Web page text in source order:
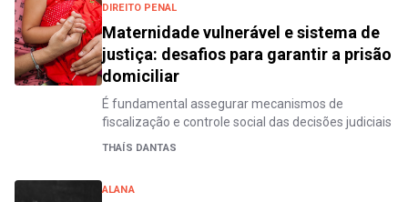
DIREITO PENAL
Maternidade vulnerável e sistema de
justiça: desafios para garantir a prisão
domiciliar
É fundamental assegurar mecanismos de
fiscalização e controle social das decisões judiciais
THAÍS DANTAS
ALANA